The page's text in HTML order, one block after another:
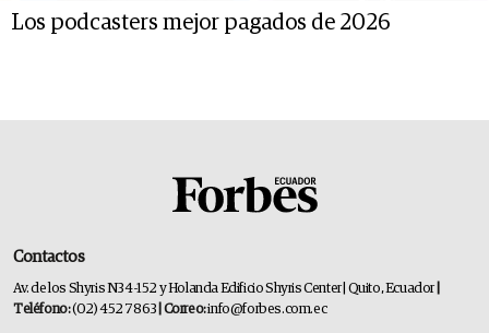
Los podcasters mejor pagados de 2026
Contactos
Av. de los Shyris N34-152 y Holanda Edificio Shyris Center | Quito, Ecuador
Teléfono:(02) 452 7863 | Correo:info@forbes.com.ec